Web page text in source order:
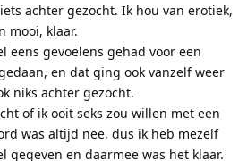
achter gezocht. Ik hou van erotiek,
mooi, klaar.
eens gevoelens gehad voor een
en dat ging ook vanzelf weer
niks achter gezocht.
of ik ooit seks zou willen met een
was altijd nee, dus ik heb mezelf
gegeven en daarmee was het klaar.